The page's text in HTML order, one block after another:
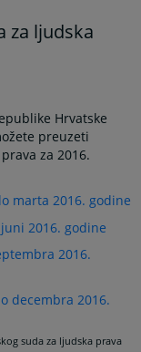
za ljudska
Hrvatske
preuzeti
za 2016.
marta 2016. godine
2016. godine
2016.
decembra 2016.
suda za ljudska prava